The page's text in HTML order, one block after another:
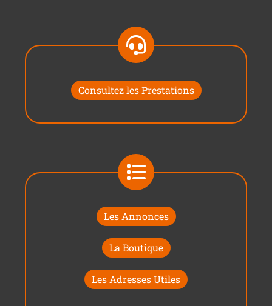
Consultez les Prestations
Les Annonces
La Boutique
Les Adresses Utiles